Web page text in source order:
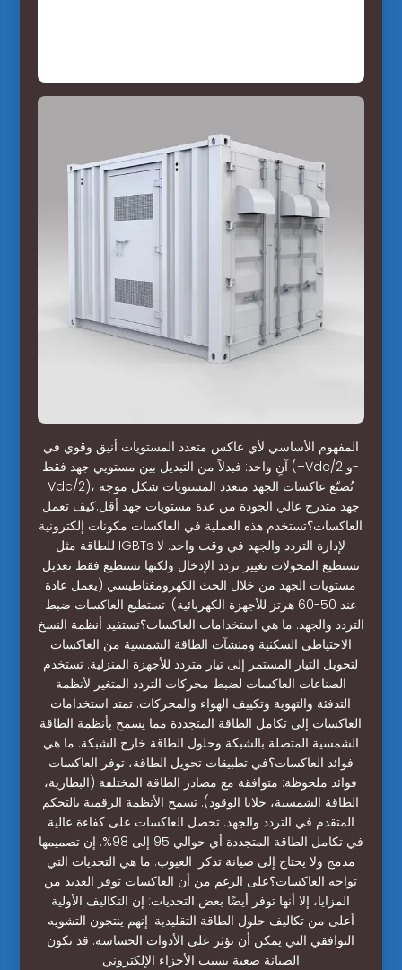
المفهوم الأساسي لأي عاكس متعدد المستويات أنيق وقوي في
آنٍ واحد: فبدلاً من التبديل بين مستويي جهد فقط (+Vdc/2 و-
Vdc/2)، تُصنّع عاكسات الجهد متعدد المستويات شكل موجة
جهد متدرج عالي الجودة من عدة مستويات جهد أقل.كيف تعمل
العاكسات؟تستخدم هذه العملية في العاكسات مكونات إلكترونية
للطاقة مثل IGBTs لإدارة التردد والجهد في وقت واحد. لا
تستطيع المحولات تغيير تردد الإدخال ولكنها تستطيع فقط تعديل
مستويات الجهد من خلال الحث الكهرومغناطيسي (يعمل عادة
عند 50-60 هرتز للأجهزة الكهربائية). تستطيع العاكسات ضبط
التردد والجهد. ما هي استخدامات العاكسات؟تستفيد أنظمة النسخ
الاحتياطي السكنية ومنشآت الطاقة الشمسية من العاكسات
لتحويل التيار المستمر إلى تيار متردد للأجهزة المنزلية. تستخدم
الصناعات العاكسات لضبط محركات التردد المتغير لأنظمة
التدفئة والتهوية وتكييف الهواء والمحركات. تمتد استخدامات
العاكسات إلى تكامل الطاقة المتجددة مما يسمح بأنظمة الطاقة
الشمسية المتصلة بالشبكة وحلول الطاقة خارج الشبكة. ما هي
فوائد العاكسات؟في تطبيقات تحويل الطاقة، توفر العاكسات
فوائد ملحوظة: متوافقة مع مصادر الطاقة المختلفة (البطارية،
الطاقة الشمسية، خلايا الوقود). تسمح الأنظمة الرقمية بالتحكم
المتقدم في التردد والجهد. تحصل العاكسات على كفاءة عالية
في تكامل الطاقة المتجددة أي حوالي 95 إلى 98%. إن تصميمها
مدمج ولا يحتاج إلى صيانة تذكر. العيوب. ما هي التحديات التي
تواجه العاكسات؟على الرغم من أن العاكسات توفر العديد من
المزايا، إلا أنها توفر أيضًا بعض التحديات: إن التكاليف الأولية
أعلى من تكاليف حلول الطاقة التقليدية. إنهم ينتجون التشويه
التوافقي التي يمكن أن تؤثر على الأدوات الحساسة. قد تكون
الصيانة صعبة بسبب الأجزاء الإلكتروني